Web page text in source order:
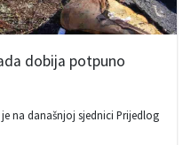
dobija potpuno
na današnjoj sjednici Prijedlog